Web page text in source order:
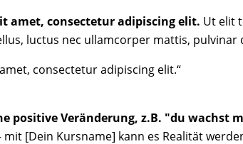
amet, consectetur adipiscing elit. Ut elit
luctus nec ullamcorper mattis, pulvinar
consectetur adipiscing elit.“
positive Veränderung, z.B. "du wachst
mit [Dein Kursname] kann es Realität